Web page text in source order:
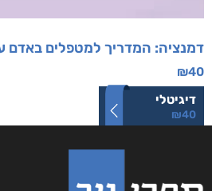
דמנציה: המדריך למטפלים באדם
₪40
דיגיטלי
₪40